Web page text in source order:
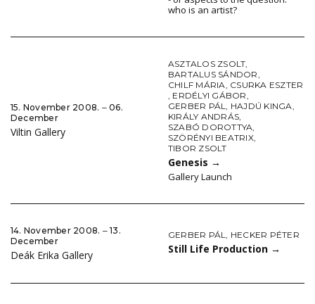
who is an artist?
15. November 2008. ‒ 06.
December
Viltin Gallery
ASZTALOS ZSOLT,
BARTALUS SÁNDOR,
CHILF MÁRIA, CSURKA ESZTER
, ERDÉLYI GÁBOR,
GERBER PÁL, HAJDÚ KINGA,
KIRÁLY ANDRÁS,
SZABÓ DOROTTYA,
SZÖRÉNYI BEATRIX,
TIBOR ZSOLT
Genesis →
Gallery Launch
14. November 2008. ‒ 13.
December
Deák Erika Gallery
GERBER PÁL HECKER PÉTER
Still Life Production →